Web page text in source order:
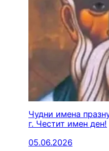
Чудни имена
г. Честит имен ден!
05.06.2026